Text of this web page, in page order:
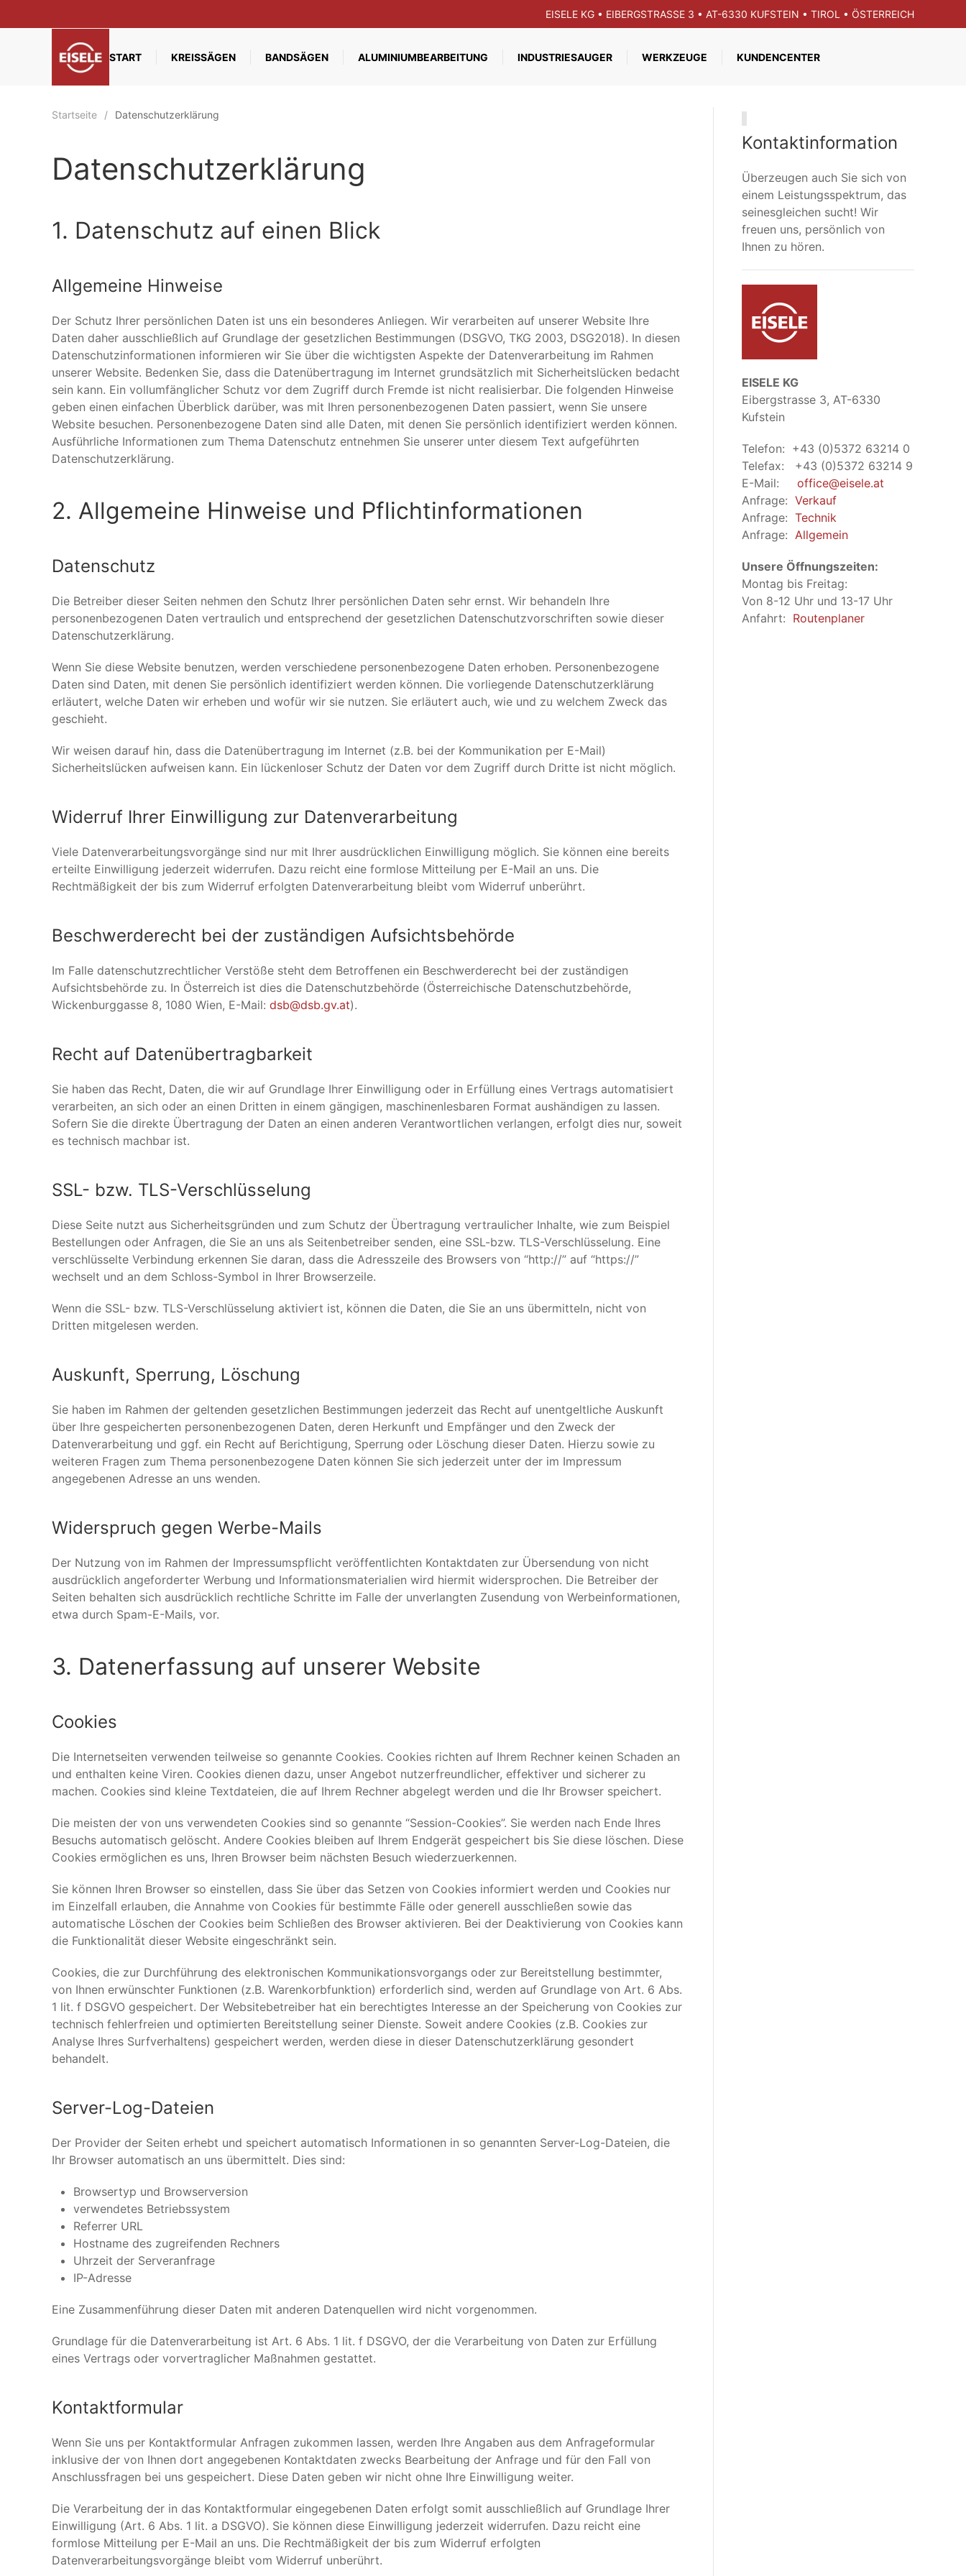
Zum Hauptinhalt springen
EISELE KG • EIBERGSTRASSE 3 • AT-6330 KUFSTEIN • TIROL • ÖSTERREICH
START KREISSÄGEN BANDSÄGEN ALUMINIUMBEARBEITUNG INDUSTRIESAUGER WERKZEUGE KUNDENCENTER
Startseite Datenschutzerklärung
Datenschutzerklärung
1. Datenschutz auf einen Blick
Allgemeine Hinweise
Der Schutz Ihrer persönlichen Daten ist uns ein besonderes Anliegen. Wir verarbeiten auf unserer Website Ihre
Daten daher ausschließlich auf Grundlage der gesetzlichen Bestimmungen (DSGVO, TKG 2003, DSG2018). In diesen
Datenschutzinformationen informieren wir Sie über die wichtigsten Aspekte der Datenverarbeitung im Rahmen
unserer Website. Bedenken Sie, dass die Datenübertragung im Internet grundsätzlich mit Sicherheitslücken bedacht
sein kann. Ein vollumfänglicher Schutz vor dem Zugriff durch Fremde ist nicht realisierbar. Die folgenden Hinweise
geben einen einfachen Überblick darüber, was mit Ihren personenbezogenen Daten passiert, wenn Sie unsere
Website besuchen. Personenbezogene Daten sind alle Daten, mit denen Sie persönlich identifiziert werden können.
Ausführliche Informationen zum Thema Datenschutz entnehmen Sie unserer unter diesem Text aufgeführten
Datenschutzerklärung.
2. Allgemeine Hinweise und Pflichtinformationen
Datenschutz
Die Betreiber dieser Seiten nehmen den Schutz Ihrer persönlichen Daten sehr ernst. Wir behandeln Ihre
personenbezogenen Daten vertraulich und entsprechend der gesetzlichen Datenschutzvorschriften sowie dieser
Datenschutzerklärung.
Wenn Sie diese Website benutzen, werden verschiedene personenbezogene Daten erhoben. Personenbezogene
Daten sind Daten, mit denen Sie persönlich identifiziert werden können. Die vorliegende Datenschutzerklärung
erläutert, welche Daten wir erheben und wofür wir sie nutzen. Sie erläutert auch, wie und zu welchem Zweck das
geschieht.
Wir weisen darauf hin, dass die Datenübertragung im Internet (z.B. bei der Kommunikation per E-Mail)
Sicherheitslücken aufweisen kann. Ein lückenloser Schutz der Daten vor dem Zugriff durch Dritte ist nicht möglich.
Widerruf Ihrer Einwilligung zur Datenverarbeitung
Viele Datenverarbeitungsvorgänge sind nur mit Ihrer ausdrücklichen Einwilligung möglich. Sie können eine bereits
erteilte Einwilligung jederzeit widerrufen. Dazu reicht eine formlose Mitteilung per E-Mail an uns. Die
Rechtmäßigkeit der bis zum Widerruf erfolgten Datenverarbeitung bleibt vom Widerruf unberührt.
Beschwerderecht bei der zuständigen Aufsichtsbehörde
Im Falle datenschutzrechtlicher Verstöße steht dem Betroffenen ein Beschwerderecht bei der zuständigen
Aufsichtsbehörde zu. In Österreich ist dies die Datenschutzbehörde (Österreichische Datenschutzbehörde,
Wickenburggasse 8, 1080 Wien, E-Mail: dsb@dsb.gv.at).
Recht auf Datenübertragbarkeit
Sie haben das Recht, Daten, die wir auf Grundlage Ihrer Einwilligung oder in Erfüllung eines Vertrags automatisiert
verarbeiten, an sich oder an einen Dritten in einem gängigen, maschinenlesbaren Format aushändigen zu lassen.
Sofern Sie die direkte Übertragung der Daten an einen anderen Verantwortlichen verlangen, erfolgt dies nur, soweit
es technisch machbar ist.
SSL- bzw. TLS-Verschlüsselung
Diese Seite nutzt aus Sicherheitsgründen und zum Schutz der Übertragung vertraulicher Inhalte, wie zum Beispiel
Bestellungen oder Anfragen, die Sie an uns als Seitenbetreiber senden, eine SSL-bzw. TLS-Verschlüsselung. Eine
verschlüsselte Verbindung erkennen Sie daran, dass die Adresszeile des Browsers von “http://” auf “https://”
wechselt und an dem Schloss-Symbol in Ihrer Browserzeile.
Wenn die SSL- bzw. TLS-Verschlüsselung aktiviert ist, können die Daten, die Sie an uns übermitteln, nicht von
Dritten mitgelesen werden.
Auskunft, Sperrung, Löschung
Sie haben im Rahmen der geltenden gesetzlichen Bestimmungen jederzeit das Recht auf unentgeltliche Auskunft
über Ihre gespeicherten personenbezogenen Daten, deren Herkunft und Empfänger und den Zweck der
Datenverarbeitung und ggf. ein Recht auf Berichtigung, Sperrung oder Löschung dieser Daten. Hierzu sowie zu
weiteren Fragen zum Thema personenbezogene Daten können Sie sich jederzeit unter der im Impressum
angegebenen Adresse an uns wenden.
Widerspruch gegen Werbe-Mails
Der Nutzung von im Rahmen der Impressumspflicht veröffentlichten Kontaktdaten zur Übersendung von nicht
ausdrücklich angeforderter Werbung und Informationsmaterialien wird hiermit widersprochen. Die Betreiber der
Seiten behalten sich ausdrücklich rechtliche Schritte im Falle der unverlangten Zusendung von Werbeinformationen,
etwa durch Spam-E-Mails, vor.
3. Datenerfassung auf unserer Website
Cookies
Die Internetseiten verwenden teilweise so genannte Cookies. Cookies richten auf Ihrem Rechner keinen Schaden an
und enthalten keine Viren. Cookies dienen dazu, unser Angebot nutzerfreundlicher, effektiver und sicherer zu
machen. Cookies sind kleine Textdateien, die auf Ihrem Rechner abgelegt werden und die Ihr Browser speichert.
Die meisten der von uns verwendeten Cookies sind so genannte “Session-Cookies”. Sie werden nach Ende Ihres
Besuchs automatisch gelöscht. Andere Cookies bleiben auf Ihrem Endgerät gespeichert bis Sie diese löschen. Diese
Cookies ermöglichen es uns, Ihren Browser beim nächsten Besuch wiederzuerkennen.
Sie können Ihren Browser so einstellen, dass Sie über das Setzen von Cookies informiert werden und Cookies nur
im Einzelfall erlauben, die Annahme von Cookies für bestimmte Fälle oder generell ausschließen sowie das
automatische Löschen der Cookies beim Schließen des Browser aktivieren. Bei der Deaktivierung von Cookies kann
die Funktionalität dieser Website eingeschränkt sein.
Cookies, die zur Durchführung des elektronischen Kommunikationsvorgangs oder zur Bereitstellung bestimmter,
von Ihnen erwünschter Funktionen (z.B. Warenkorbfunktion) erforderlich sind, werden auf Grundlage von Art. 6 Abs.
1 lit. f DSGVO gespeichert. Der Websitebetreiber hat ein berechtigtes Interesse an der Speicherung von Cookies zur
technisch fehlerfreien und optimierten Bereitstellung seiner Dienste. Soweit andere Cookies (z.B. Cookies zur
Analyse Ihres Surfverhaltens) gespeichert werden, werden diese in dieser Datenschutzerklärung gesondert
behandelt.
Server-Log-Dateien
Der Provider der Seiten erhebt und speichert automatisch Informationen in so genannten Server-Log-Dateien, die
Ihr Browser automatisch an uns übermittelt. Dies sind:
Browsertyp und Browserversion
verwendetes Betriebssystem
Referrer URL
Hostname des zugreifenden Rechners
Uhrzeit der Serveranfrage
IP-Adresse
Eine Zusammenführung dieser Daten mit anderen Datenquellen wird nicht vorgenommen.
Grundlage für die Datenverarbeitung ist Art. 6 Abs. 1 lit. f DSGVO, der die Verarbeitung von Daten zur Erfüllung
eines Vertrags oder vorvertraglicher Maßnahmen gestattet.
Kontaktformular
Wenn Sie uns per Kontaktformular Anfragen zukommen lassen, werden Ihre Angaben aus dem Anfrageformular
inklusive der von Ihnen dort angegebenen Kontaktdaten zwecks Bearbeitung der Anfrage und für den Fall von
Anschlussfragen bei uns gespeichert. Diese Daten geben wir nicht ohne Ihre Einwilligung weiter.
Die Verarbeitung der in das Kontaktformular eingegebenen Daten erfolgt somit ausschließlich auf Grundlage Ihrer
Einwilligung (Art. 6 Abs. 1 lit. a DSGVO). Sie können diese Einwilligung jederzeit widerrufen. Dazu reicht eine
formlose Mitteilung per E-Mail an uns. Die Rechtmäßigkeit der bis zum Widerruf erfolgten
Datenverarbeitungsvorgänge bleibt vom Widerruf unberührt.
Kontaktinformation
Überzeugen auch Sie sich von
einem Leistungsspektrum, das
seinesgleichen sucht! Wir
freuen uns, persönlich von
Ihnen zu hören.
EISELE KG
Eibergstrasse 3, AT-6330
Kufstein
Telefon: +43 (0)5372 63214 0
Telefax: +43 (0)5372 63214 9
E-Mail: office@eisele.at
Anfrage: Verkauf
Anfrage: Technik
Anfrage: Allgemein
Unsere Öffnungszeiten:
Montag bis Freitag:
Von 8-12 Uhr und 13-17 Uhr
Anfahrt: Routenplaner